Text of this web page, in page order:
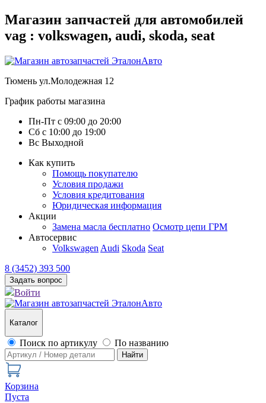
Магазин запчастей для автомобилей
vag : volkswagen, audi, skoda, seat
Тюмень ул.Молодежная 12
График работы магазина
Пн-Пт с 09:00 до 20:00
Сб с 10:00 до 19:00
Вс Выходной
Как купить
Помощь покупателю
Условия продажи
Условия кредитования
Юридическая информация
Акции
Замена масла бесплатно Осмотр цепи ГРМ
Автосервис
Volkswagen Audi Skoda Seat
8 (3452) 393 500
Задать вопрос
Войти
Каталог
Поиск по артикулу По названию
Найти
Корзина
Пуста